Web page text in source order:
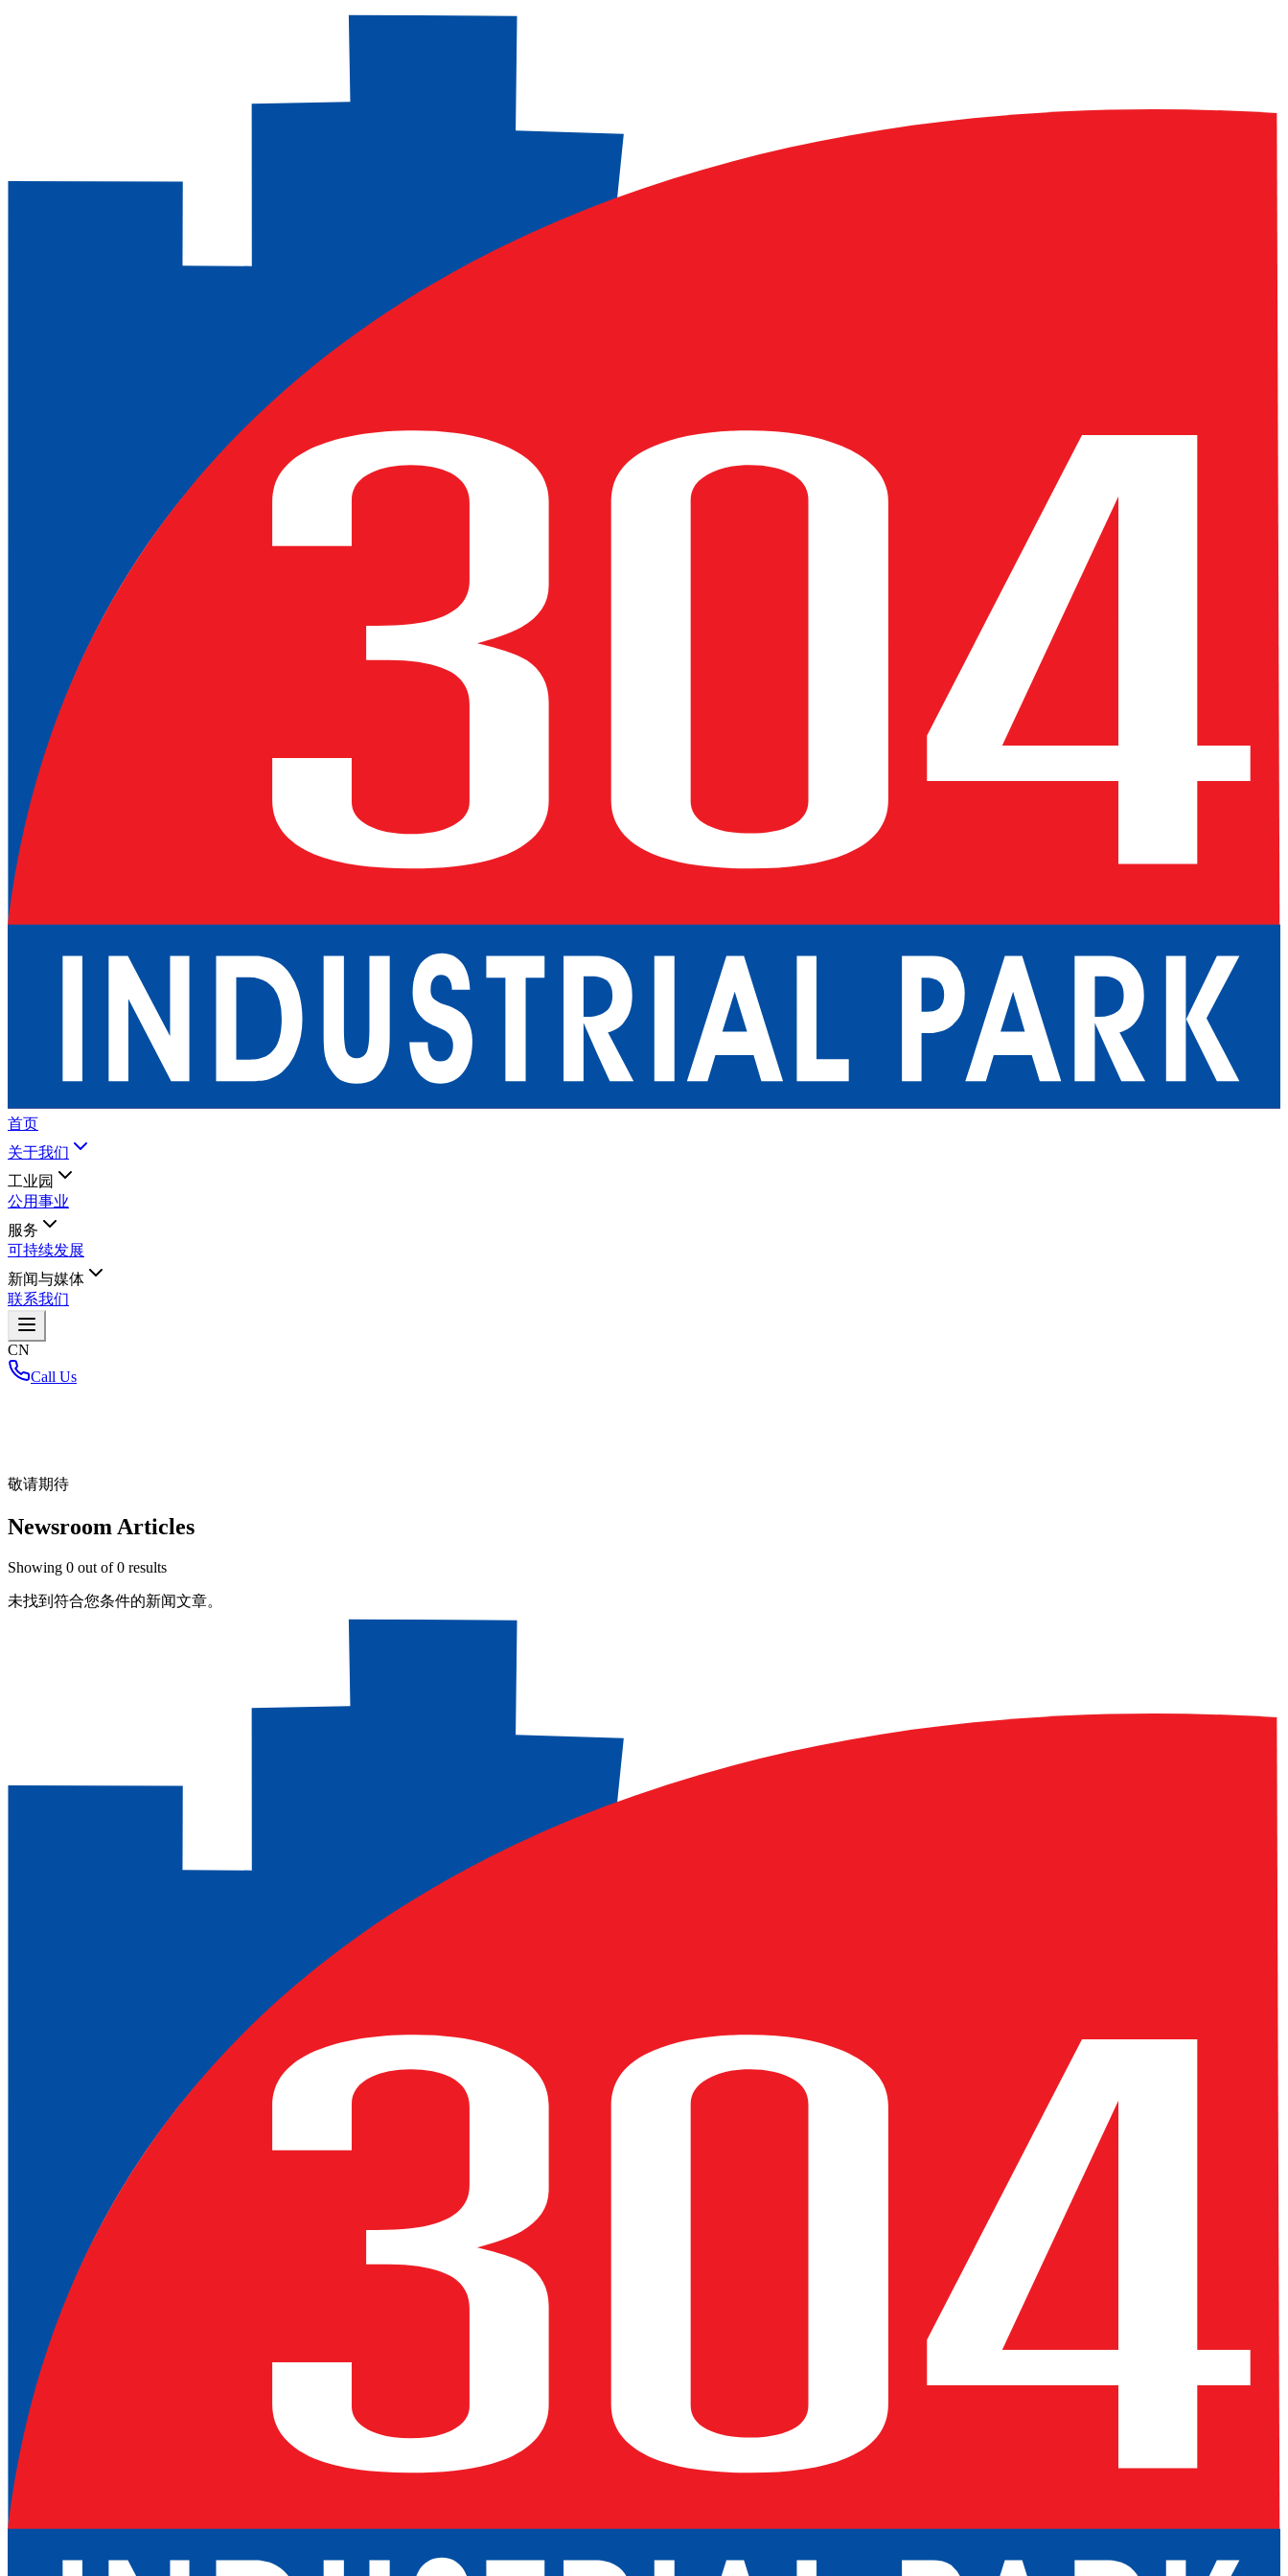
首页
关于我们
工业园
公用事业
服务
可持续发展
新闻与媒体
联系我们
CN
Call Us
敬请期待
Newsroom Articles
Showing 0 out of0 results
未找到符合您条件的新闻文章。